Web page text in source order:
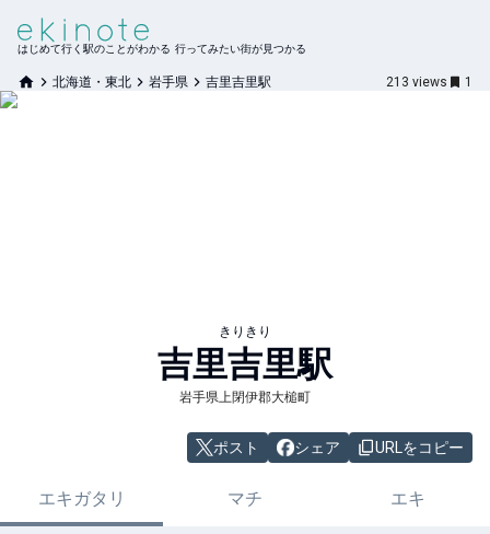
はじめて行く駅のことがわかる 行ってみたい街が見つかる
北海道・東北 岩手県 吉里吉里駅 213 views 1
きりきり
吉里吉里駅
岩手県上閉伊郡大槌町
ポスト シェア URLをコピー
エキガタリ マチ エキ